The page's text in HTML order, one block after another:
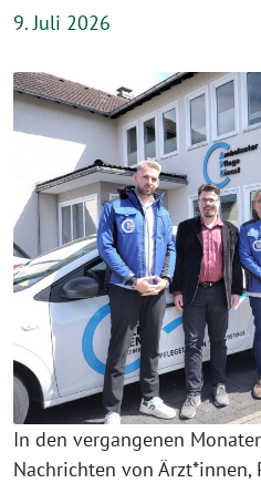
9. Juli 2026
In den vergangenen
Nachrichten von Ärzt*innen,